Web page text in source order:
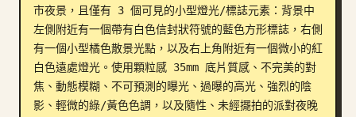
市夜景，且僅有 3 個可見的小型燈光/標誌元素：背景中
左側附近有一個帶有白色信封狀符號的藍色方形標誌，右側
有一個小型橘色散景光點，以及右上角附近有一個微小的紅
白色遠處燈光。使用顆粒感 35mm 底片質感、不完美的對
焦、動態模糊、不可預測的曝光、過曝的高光、強烈的陰
影、輕微的綠/黃色色調，以及隨性、未經擺拍的派對夜晚